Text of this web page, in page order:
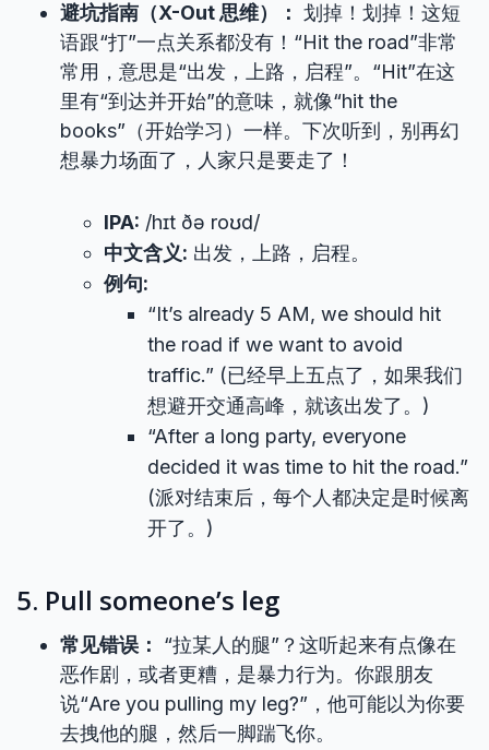
避坑指南（X-Out 思维）： 划掉！划掉！这短
语跟“打”一点关系都没有！“Hit the road”非常
常用，意思是“出发，上路，启程”。“Hit”在这
里有“到达并开始”的意味，就像“hit the
books”（开始学习）一样。下次听到，别再幻
想暴力场面了，人家只是要走了！
IPA: /hɪt ðə roʊd/
中文含义: 出发，上路，启程。
例句:
“It’s already 5 AM, we should hit
the road if we want to avoid
traffic.” (已经早上五点了，如果我们
想避开交通高峰，就该出发了。)
“After a long party, everyone
decided it was time to hit the road.”
(派对结束后，每个人都决定是时候离
开了。)
5. Pull someone’s leg
常见错误：
“拉某人的腿”？这听起来有点像在
恶作剧，或者更糟，是暴力行为。你跟朋友
说“Are you pulling my leg?”，他可能以为你要
去拽他的腿，然后一脚踹飞你。